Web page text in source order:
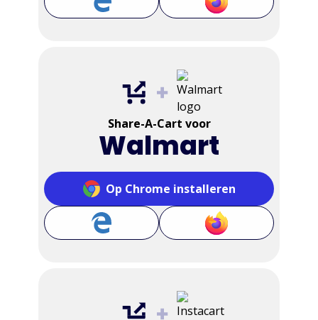
Share-A-Cart voor
Walmart
Op Chrome installeren